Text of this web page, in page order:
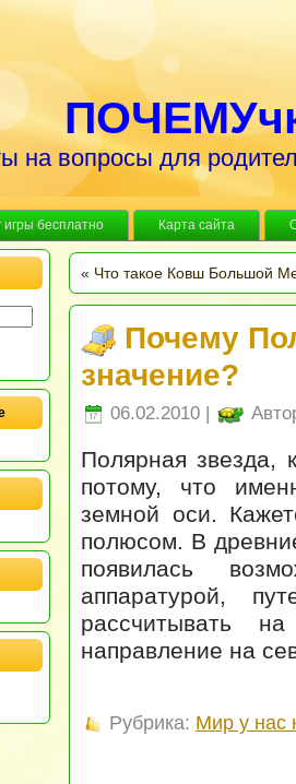
на вопросы для
игры бесплатно Карта сайта
« Что такое Ковш Большой
Почему
значение?
06.02.2010 |
Полярная звезда,
потому, что
земной оси.
полюсом. В
появилась
аппаратурой,
рассчитывать
направление на
Рубрика: Мир у нас